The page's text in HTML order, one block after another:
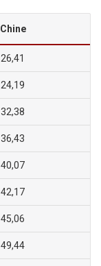
Chine
26,41
24,19
32,38
36,43
40,07
42,17
45,06
49,44